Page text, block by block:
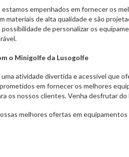
estamos empenhados em fornecer os
materiais de alta qualidade e são
de personalizar os
o Minigolfe da Lusogolfe
atividade divertida e acessível que
em fornecer os melhores
os nossos clientes. Venha desfrutar
melhores ofertas em